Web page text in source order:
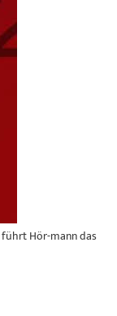
Hör-mann das